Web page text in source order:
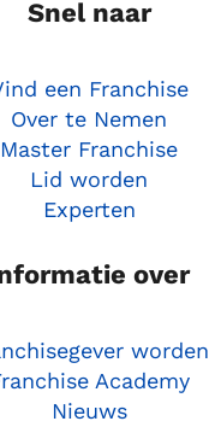
Snel naar
een Franchise
Over te Nemen
Master Franchise
Lid worden
Experten
over
worden
Academy
Nieuws